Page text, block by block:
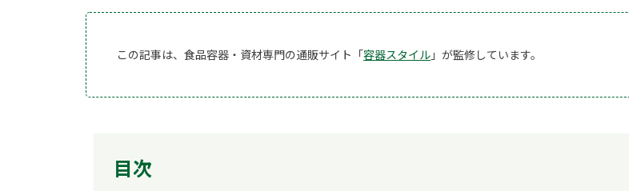
この記事は、食品容器・資材専門の通販サイト「容器スタイル 」が監修しています。
目次